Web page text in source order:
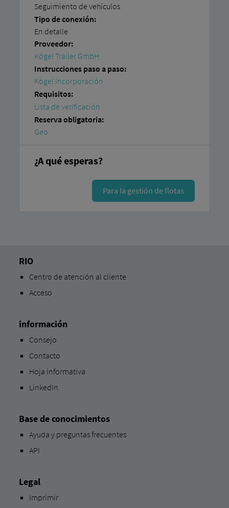
Seguimiento de vehículos
Tipo de conexión:
En detalle
Proveedor:
Kögel Trailer GmbH
Instrucciones paso a paso:
Kögel Incorporación
Requisitos:
Lista de verificación
Reserva obligatoria:
Geo
¿A qué esperas?
Para la gestión de flotas
RIO
Centro de atención al cliente
Acceso
información
Consejo
Contacto
Hoja informativa
LinkedIn
Base de conocimientos
Ayuda y preguntas frecuentes
API
Legal
Imprimir